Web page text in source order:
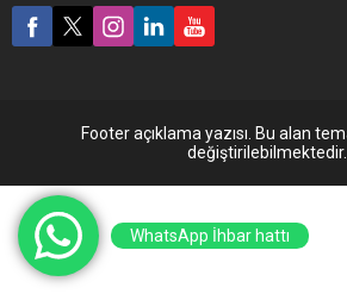
Footer açıklama yazısı. Bu alan
değiştirilebilmektedir.
WhatsApp İhbar hattı